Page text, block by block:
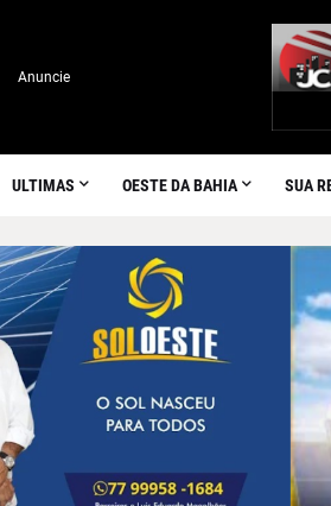
Anuncie
ULTIMAS OESTE DA BAHIA SUA